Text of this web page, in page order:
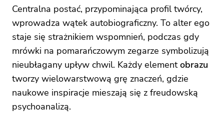
Centralna postać, przypominająca profil twórcy,
wprowadza wątek autobiograficzny. To alter ego
staje się strażnikiem wspomnień, podczas gdy
mrówki na pomarańczowym zegarze symbolizują
nieubłagany upływ chwil. Każdy elementobrazu
tworzy wielowarstwową grę znaczeń, gdzie
naukowe inspiracje mieszają się z freudowską
psychoanalizą.